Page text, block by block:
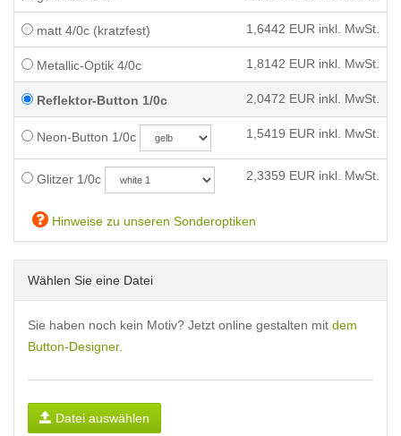
matt 4/0c (kratzfest) 1,6442 EUR inkl. MwSt.
Metallic-Optik 4/0c 1,8142 EUR inkl. MwSt.
Reflektor-Button 1/0c 2,0472 EUR inkl. MwSt.
Neon-Button 1/0c 1,5419 EUR inkl. MwSt.
Glitzer 1/0c 2,3359 EUR inkl. MwSt.
Hinweise zu unseren Sonderoptiken
Wählen Sie eine Datei
Sie haben noch kein Motiv? Jetzt online gestalten mit dem
Button-Designer.
Datei auswählen